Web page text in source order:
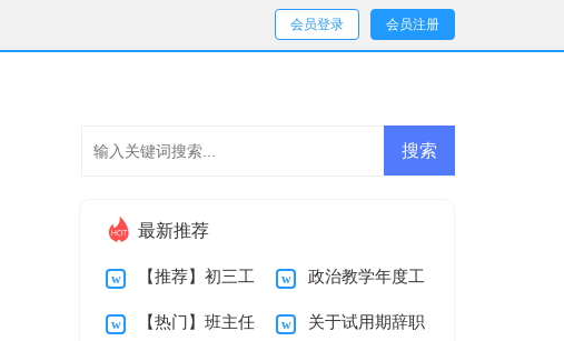
会员登录 会员注册
最新推荐
【推荐】初三工
作计划集合6篇
政治教学年度工
作总结
【热门】班主任 关于试用期辞职